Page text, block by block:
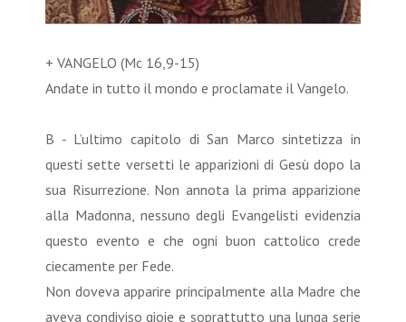
+ VANGELO (Mc 16,9-15)
Andate in tutto il mondo e proclamate il Vangelo.
B - L’ultimo capitolo di San Marco sintetizza in
questi sette versetti le apparizioni di Gesù dopo la
sua Risurrezione. Non annota la prima apparizione
alla Madonna, nessuno degli Evangelisti evidenzia
questo evento e che ogni buon cattolico crede
ciecamente per Fede.
Non doveva apparire principalmente alla Madre che
aveva condiviso gioie e soprattutto una lunga serie